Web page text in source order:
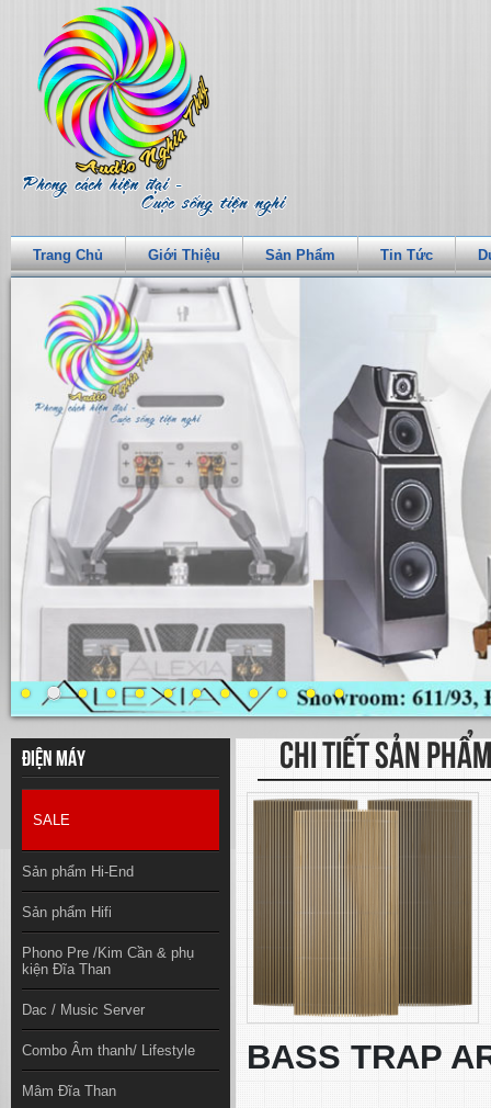
Trang Chủ Giới Thiệu Sản Phẩm Tin Tức
Điện máy
SALE
Sản phẩm Hi-End
Sản phẩm Hifi
Phono Pre /Kim Cần & phụ
kiện Đĩa Than
Dac / Music Server
Combo Âm thanh/ Lifestyle
Mâm Đĩa Than
CHI TIẾT SẢN PHẨM
BASS TRAP